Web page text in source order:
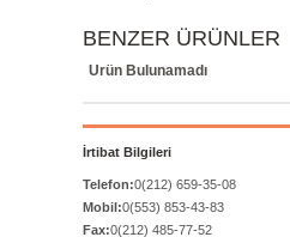
BENZER ÜRÜNLER
Ürün Bulunamadı
İrtibat Bilgileri
Telefon:0(212) 659-35-08
Mobil:0(553) 853-43-83
Fax:0(212) 485-77-52